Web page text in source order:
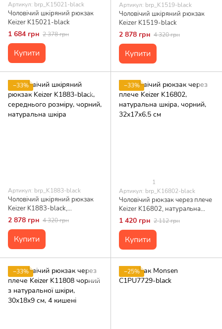
Артикул: brp_K15021-black
Чоловічий шкіряний рюкзак
Keizer K15021-black
1 684 грн 2 378 грн
Купити
Артикул: brp_K1519-black
Чоловічий шкіряний рюкзак
Keizer K1519-black
2 878 грн 4 320 грн
Купити
−33%
Артикул: brp_K1883-black
Чоловічий шкіряний рюкзак
Keizer K1883-black,
середнього розміру, чорний,
натуральна шкіра
2 878 грн 4 320 грн
Купити
−33%
1
Артикул: brp_K16802-black
Чоловічий рюкзак через плече
Keizer K16802, натуральна
шкіра, чорний, 32x17x6.5 см
1 420 грн 2 112 грн
Купити
−33% −25%